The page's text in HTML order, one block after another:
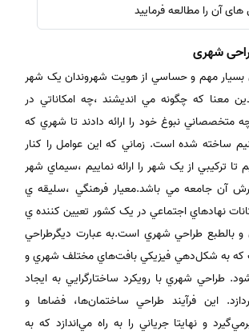
آن را مطالعه فرمایید
شهری
مهم و حساسي از هويت شهروندان يک شهر
معنا که چگونه مي انديشند ،چه امکاناتي در
متخصصاني نبوغ خود را ارائه دادند تا شهري که
ساخته شده است. زماني که اين عوامل را کنار
تا ترکيبي از يک شهر را ارائه نماييم ،سيماي شهر
آن جامعه مي باشد.معيار فرهنگي ،سليقه ي
نهادهاي اجتماعي در يک کشور تعيين کننده ي
بالطبع طراحي شهري است.به عبارت دیگرطراحي
که به شکل‌دهي فيزيکي بافت‌هاي مختلف شهري و
طراحي شهري با رويکرد ساختارگرايي به ايجاد
اين فرآيند طراحي ساختمان‌ها، فضاها و
و نهايتا جرياني را به راه مي‌اندازد که به